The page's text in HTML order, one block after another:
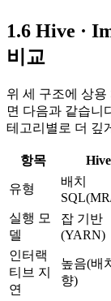
1.6 Hive ·
비교
위 세 구조에 상
면 다음과 같습니
테고리별로 더 깊
항목 Hive
유형
배치
실행 모
델
잡 기반
(YARN)
인터랙
티브 지
연
높음(배
향)